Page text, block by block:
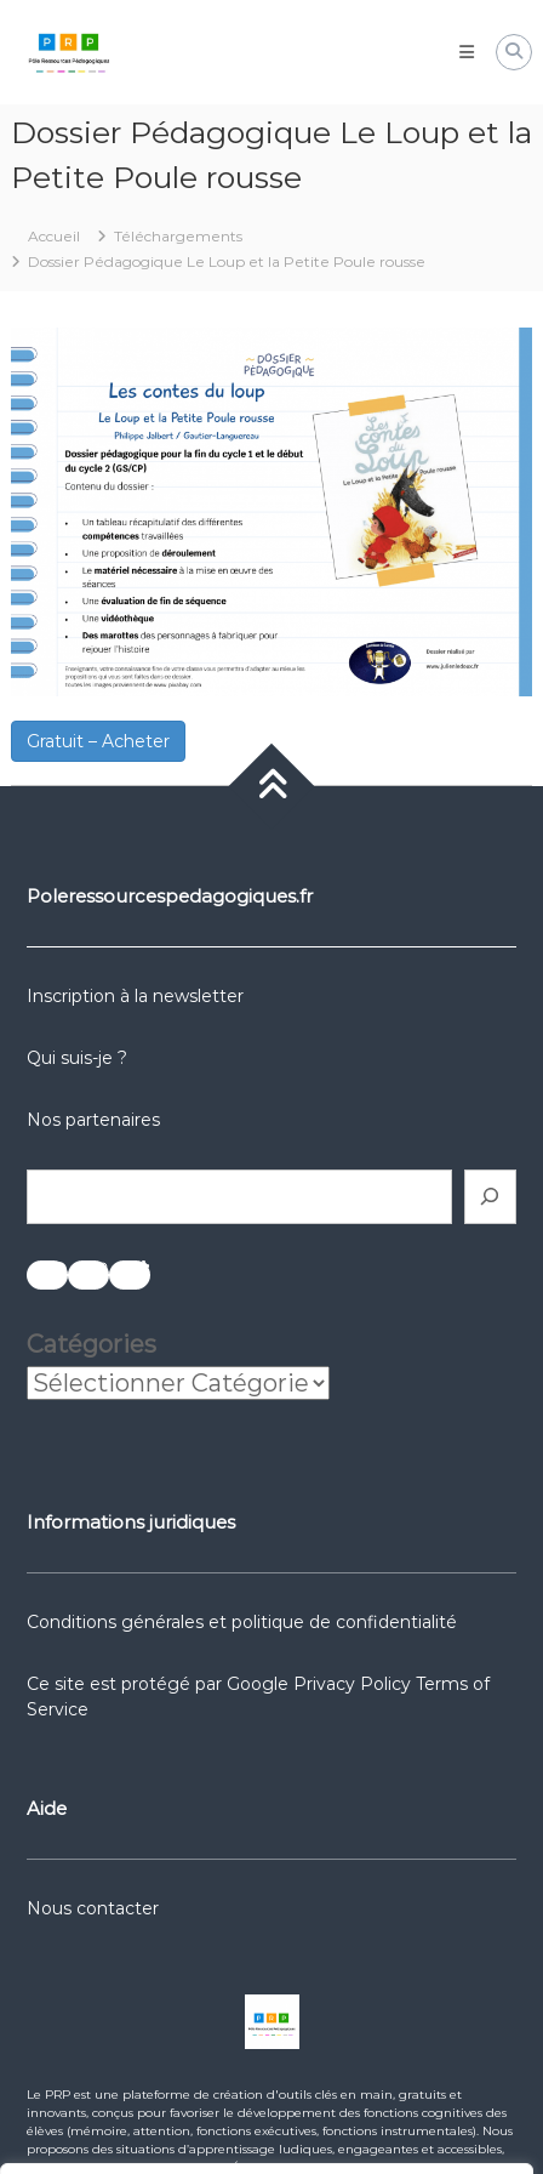
contenu
Pôle
Ressources
les
cognitives
élèves
Dossier Pédagogique Le Loup et la
Petite Poule rousse
Accueil
Téléchargements
Dossier Pédagogique Le Loup et la Petite Poule rousse
Gratuit – Acheter
Poleressourcespedagogiques.fr
Inscription à la newsletter
Qui suis-je ?
Nos partenaires
réseaux sociauxréseaux sociauxréseaux sociaux
Catégories
Informations juridiques
Conditions générales et politique de confidentialité
Ce site est protégé par Google Privacy Policy Terms of
Service
Aide
Nous contacter
Le PRP est une plateforme de création d'outils clés en main, gratuits et
innovants, conçus pour favoriser le développement des fonctions cognitives des
élèves (mémoire, attention, fonctions exécutives, fonctions instrumentales). Nous
proposons des situations d’apprentissage ludiques, engageantes et accessibles,
en lien avec les programmes de l’Éducation Nationale. La majorité des